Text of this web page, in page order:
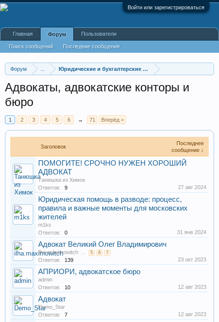
Войти или зарегистрироваться
Форум Юридические и бухгалтерские услуги
Адвокаты, адвокатские конторы и
бюро
1 2 3 4 5 6 → 71 Вперёд >
Заголовок
Последнее
сообщение ↓
ПОМОГИТЕ! СРОЧНО НУЖЕН ХОРОШИЙ
АДВОКАТ
Танюшка из Химок
Ответов:
9 27 авг 2024
Юридическая помощь в разводе: процесс,
правила и важные моменты для московских
жителей
m1ks
Ответов:
0 31 янв 2024
Адвокат Великий Олег Владимирович
ilha.maximowitch ... 5 6 7
Ответов: 139 23 окт 2023
АПРИОРИ, адвокатское бюро
admin
Ответов:
10 12 авг 2023
Адвокат
Demo_Star
Ответов:
7 12 авг 2023
Главная Форум
Поиск сообщений Последние сообщения
Пользователи